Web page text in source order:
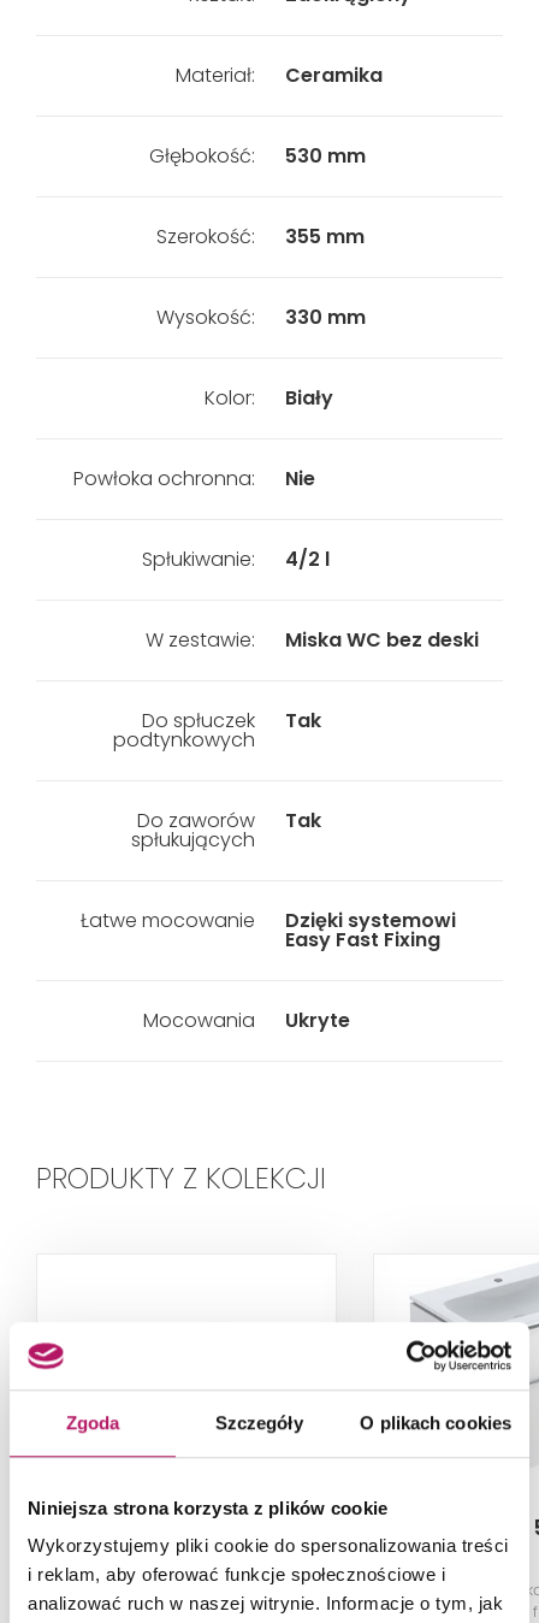
Zgoda Szczegóły O plikach cookies
Niniejsza strona korzysta z plików cookie
Wykorzystujemy pliki cookie do spersonalizowania treści
i reklam, aby oferować funkcje społecznościowe i
analizować ruch w naszej witrynie. Informacje o tym, jak
Materiał: Ceramika
Głębokość: 530 mm
Szerokość: 355 mm
Wysokość: 330 mm
Kolor: Biały
Powłoka ochronna: Nie
Spłukiwanie: 4/2 l
W zestawie: Miska WC bez deski
Do spłuczek
podtynkowych
Tak
Do zaworów
spłukujących
Tak
Łatwe mocowanie Dzięki systemowi
Easy Fast Fixing
Mocowania Ukryte
PRODUKTY Z KOLEKCJI
Geberit iCon
501.843.00.2
Umywalka meblowa, z otworem
na baterię, bez przelewu, 60 cm,
Geberit iCon
Szafka z
cm, korpus i